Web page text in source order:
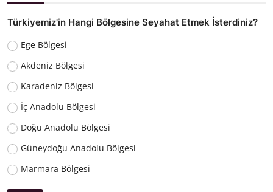
Türkiyemiz'in Hangi Bölgesine Seyahat Etmek İsterdiniz?
Ege Bölgesi
Akdeniz Bölgesi
Karadeniz Bölgesi
İç Anadolu Bölgesi
Doğu Anadolu Bölgesi
Güneydoğu Anadolu Bölgesi
Marmara Bölgesi